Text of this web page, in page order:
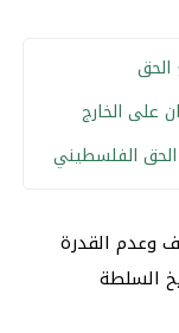
على الخارج
الفلسطيني
وعدم القدرة
السلطة